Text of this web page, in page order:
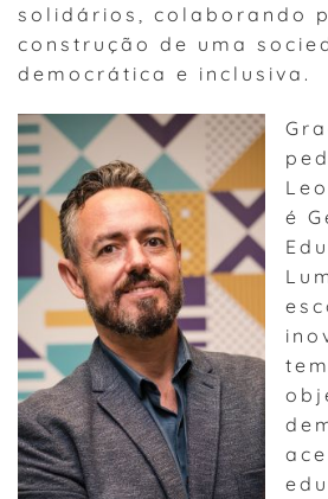
solidários, colaborando
construção de uma
democrática e inclusiva.
é